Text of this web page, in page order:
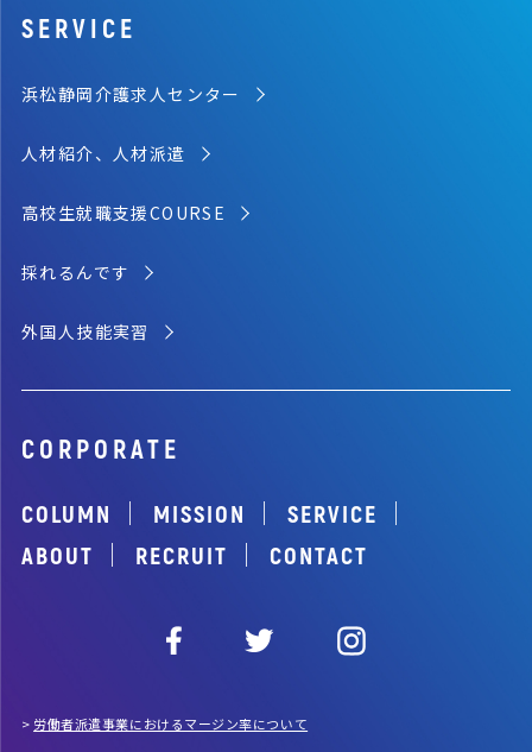
SERVICE
浜松静岡介護求人センター
人材紹介、人材派遣
高校生就職支援COURSE
採れるんです
外国人技能実習
CORPORATE
COLUMN ｜ MISSION ｜ SERVICE ｜
ABOUT ｜ RECRUIT ｜ CONTACT
> 労働者派遣事業におけるマージン率について